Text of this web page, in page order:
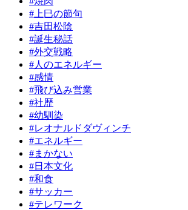
#上巳の節句
#吉田松陰
#誕生秘話
#外交戦略
#人のエネルギー
#感情
#飛び込み営業
#社歴
#幼馴染
#レオナルドダヴィンチ
#エネルギー
#まかない
#日本文化
#和食
#サッカー
#テレワーク